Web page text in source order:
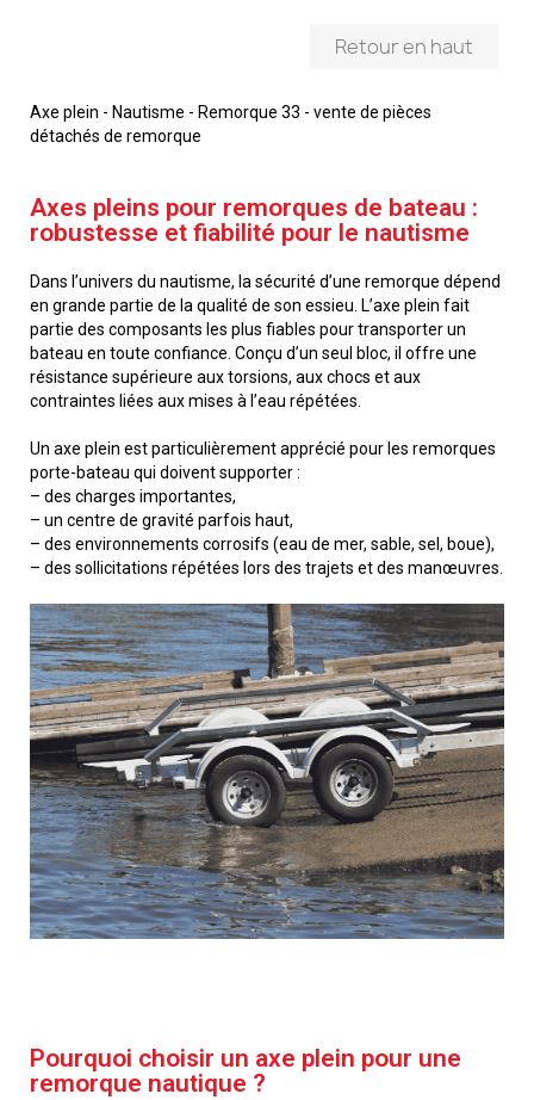
Retour en haut
Axe plein - Nautisme - Remorque 33 - vente de pièces
détachés de remorque
Axes pleins pour remorques de bateau :
robustesse et fiabilité pour le nautisme
Dans l’univers du nautisme, la sécurité d’une remorque dépend
en grande partie de la qualité de son essieu. L’axe plein fait
partie des composants les plus fiables pour transporter un
bateau en toute confiance. Conçu d’un seul bloc, il offre une
résistance supérieure aux torsions, aux chocs et aux
contraintes liées aux mises à l’eau répétées.
Un axe plein est particulièrement apprécié pour les remorques
porte-bateau qui doivent supporter :
– des charges importantes,
– un centre de gravité parfois haut,
– des environnements corrosifs (eau de mer, sable, sel, boue),
– des sollicitations répétées lors des trajets et des manœuvres.
Pourquoi choisir un axe plein pour une
remorque nautique ?